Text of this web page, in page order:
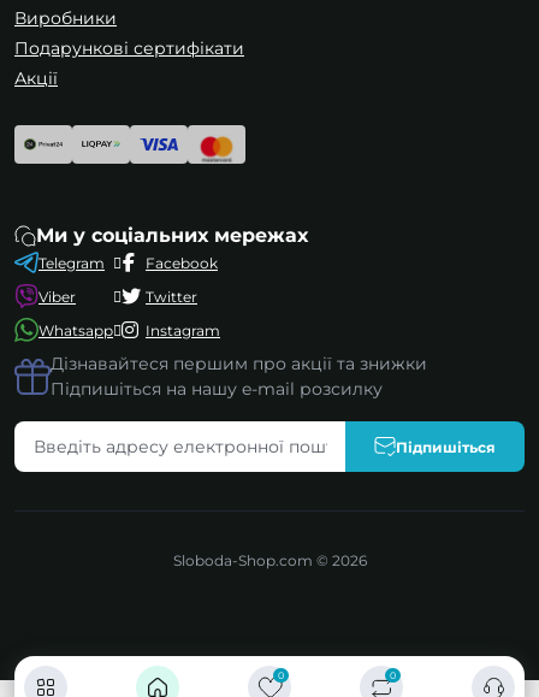
0 0
Виробники
Подарункові сертифікати
Акції
Ми у соціальних мережах
Telegram
Viber
Whatsapp
Facebook
Twitter
Instagram
Дізнавайтеся першим про акції та знижки
Підпишіться на нашу e-mail розсилку
Підпишіться
Sloboda-Shop.com © 2026